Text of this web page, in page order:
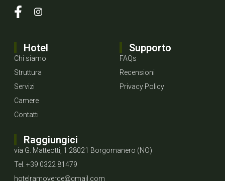
Hotel
Chi siamo
Struttura
Servizi
Camere
Contatti
Supporto
FAQs
Recensioni
Privacy Policy
Raggiungici
via G. Matteotti, 1 28021 Borgomanero (NO)
Tel. +39 0322 81479
hotelramoverde@gmail.com